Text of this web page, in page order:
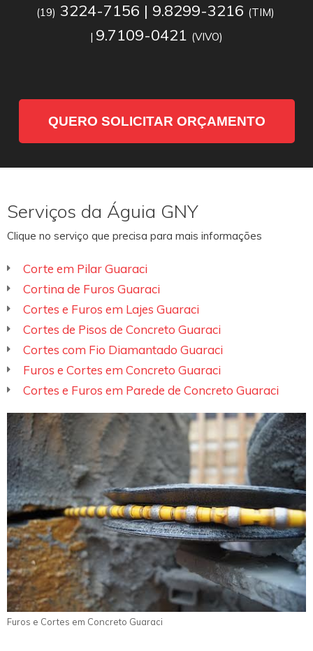
(19) 3224-7156 | 9.8299-3216 (TIM)
| 9.7109-0421 (VIVO)
QUERO SOLICITAR ORÇAMENTO
Serviços da Águia GNY
Clique no serviço que precisa para mais informações
Corte em Pilar Guaraci
Cortina de Furos Guaraci
Cortes e Furos em Lajes Guaraci
Cortes de Pisos de Concreto Guaraci
Cortes com Fio Diamantado Guaraci
Furos e Cortes em Concreto Guaraci
Cortes e Furos em Parede de Concreto Guaraci
Furos e Cortes em Concreto Guaraci